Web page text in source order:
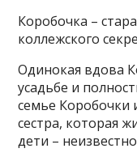
Коробочка –
коллежского
Одинокая вдова
усадьбе и
семье Коробочки
сестра, которая
дети –